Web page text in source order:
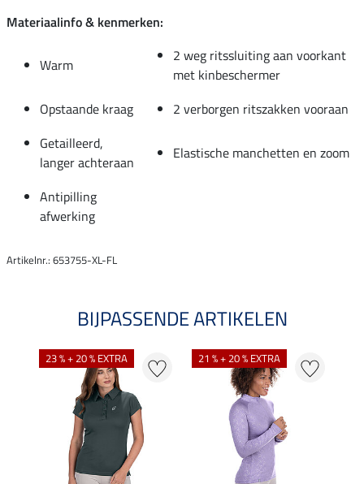
Materiaalinfo & kenmerken:
Warm
2 weg ritssluiting aan voorkant
met kinbeschermer
Opstaande kraag
2 verborgen ritszakken vooraan
Getailleerd,
langer achteraan
Elastische manchetten en zoom
Antipilling
afwerking
Artikelnr.: 653755-XL-FL
BIJPASSENDE ARTIKELEN
23 % + 20 % EXTRA 21 % + 20 % EXTRA